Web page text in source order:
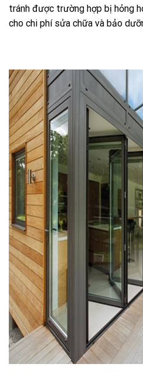
tránh được trường hợp bị hỏng
cho chi phí sửa chữa và bảo